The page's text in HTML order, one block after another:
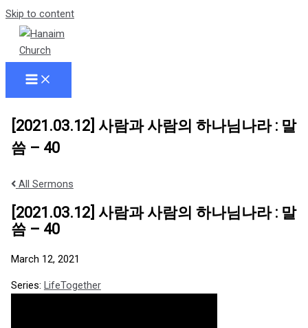
Skip to content
[2021.03.12] 사람과 사람의 하나님나라 : 말
씀 – 40
All Sermons
[2021.03.12] 사람과 사람의 하나님나라 : 말
씀 – 40
March 12, 2021
Series: LifeTogether